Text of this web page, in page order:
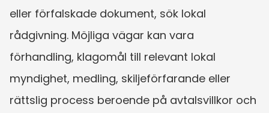
eller förfalskade dokument, sök lokal
rådgivning. Möjliga vägar kan vara
förhandling, klagomål till relevant lokal
myndighet, medling, skiljeförfarande eller
rättslig process beroende på avtalsvillkor och